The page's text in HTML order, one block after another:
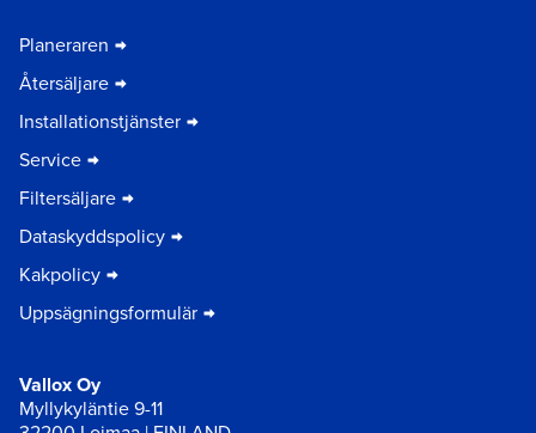
Planeraren
Återsäljare
Installationstjänster
Service
Filtersäljare
Dataskyddspolicy
Kakpolicy
Uppsägningsformulär
Vallox Oy
Myllykyläntie 9-11